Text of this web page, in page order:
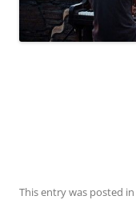
This entry was posted in